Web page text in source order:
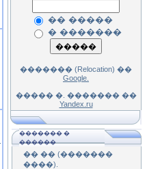
�� �����
� �������
������� (Relocation) ��
Google.
����� �. ������� ��
Yandex.ru
������� �
������
�� �� (�������
����).